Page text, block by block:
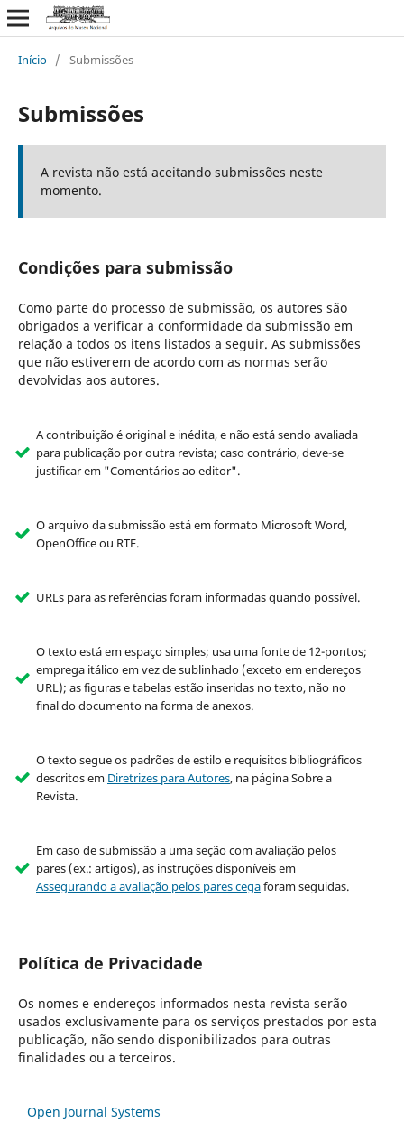
Início / Submissões
Submissões
A revista não está aceitando submissões neste
momento.
Condições para submissão
Como parte do processo de submissão, os autores são
obrigados a verificar a conformidade da submissão em
relação a todos os itens listados a seguir. As submissões
que não estiverem de acordo com as normas serão
devolvidas aos autores.
A contribuição é original e inédita, e não está sendo avaliada
para publicação por outra revista; caso contrário, deve-se
justificar em "Comentários ao editor".
O arquivo da submissão está em formato Microsoft Word,
OpenOffice ou RTF.
URLs para as referências foram informadas quando possível.
O texto está em espaço simples; usa uma fonte de 12-pontos;
emprega itálico em vez de sublinhado (exceto em endereços
URL); as figuras e tabelas estão inseridas no texto, não no
final do documento na forma de anexos.
O texto segue os padrões de estilo e requisitos bibliográficos
descritos em Diretrizes para Autores, na página Sobre a
Revista.
Em caso de submissão a uma seção com avaliação pelos
pares (ex.: artigos), as instruções disponíveis em
Assegurando a avaliação pelos pares cegaforam seguidas.
Política de Privacidade
Os nomes e endereços informados nesta revista serão
usados exclusivamente para os serviços prestados por esta
publicação, não sendo disponibilizados para outras
finalidades ou a terceiros.
Open Journal Systems